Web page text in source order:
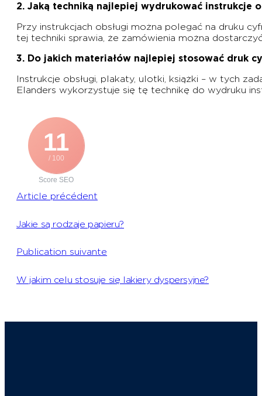
2. Jaką techniką najlepiej wydrukować instrukcje
Przy instrukcjach obsługi można polegać na druku
tej techniki sprawia, że zamówienia można
3. Do jakich materiałów najlepiej stosować druk
Instrukcje obsługi, plakaty, ulotki, książki – w tych
Elanders wykorzystuje się tę technikę do wydruku
11
/ 100
Score SEO
Article précédent
Jakie są rodzaje papieru?
Publication suivante
W jakim celu stosuje się lakiery dyspersyjne?